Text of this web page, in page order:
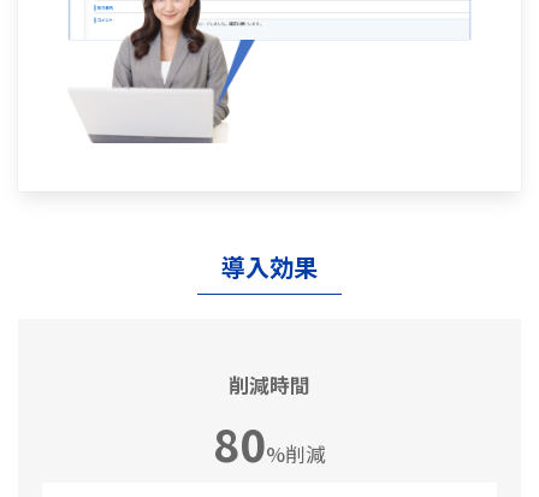
導入効果
削減時間
80%削減